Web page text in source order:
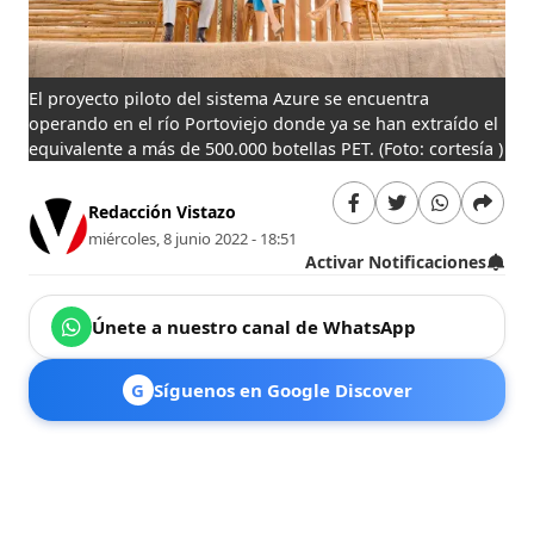
El proyecto piloto del sistema Azure se encuentra
operando en el río Portoviejo donde ya se han extraído el
equivalente a más de 500.000 botellas PET. (Foto: cortesía )
Redacción Vistazo
miércoles, 8 junio 2022 - 18:51
Activar Notificaciones
Únete a nuestro canal de WhatsApp
G Síguenos en Google Discover